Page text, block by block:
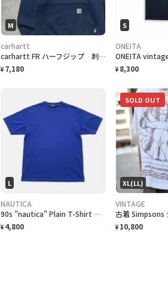
M
carhartt
carhartt FR ハーフジップ 刺繍企業ロゴ ネイビー スウェット
¥ 7,180
S
ONEITA
¥ 8,300
L
NAUTICA
90s "nautica" Plain T-Shirt ノーティカ 無地Tシャツ [L]
¥ 4,800
XL(LL)
SOLD OUT
VINTAGE
¥ 10,800